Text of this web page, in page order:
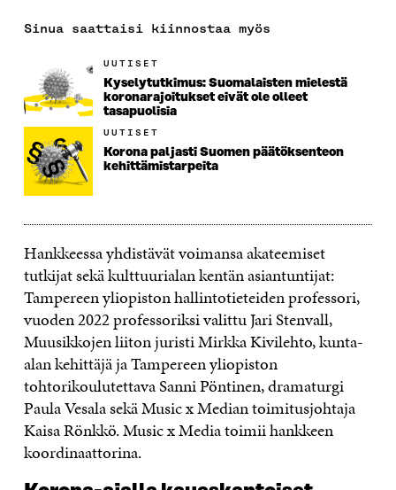
Sinua saattaisi kiinnostaa myös
UUTISET
Kyselytutkimus: Suomalaisten mielestä
koronarajoitukset eivät ole olleet
tasapuolisia
UUTISET
Korona paljasti Suomen päätöksenteon
kehittämistarpeita
Hankkeessa yhdistävät voimansa akateemiset
tutkijat sekä kulttuurialan kentän asiantuntijat:
Tampereen yliopiston hallintotieteiden professori,
vuoden 2022 professoriksi valittu Jari Stenvall,
Muusikkojen liiton juristi Mirkka Kivilehto, kunta-
alan kehittäjä ja Tampereen yliopiston
tohtorikoulutettava Sanni Pöntinen, dramaturgi
Paula Vesala sekä Music x Median toimitusjohtaja
Kaisa Rönkkö. Music x Media toimii hankkeen
koordinaattorina.